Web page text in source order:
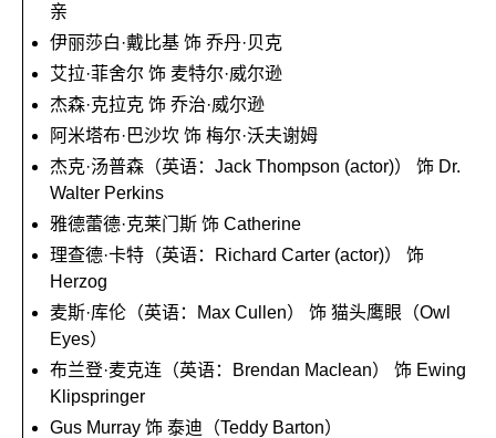
亲
伊丽莎白·戴比基 饰 乔丹·贝克
艾拉·菲舍尔 饰 麦特尔·威尔逊
杰森·克拉克 饰 乔治·威尔逊
阿米塔布·巴沙坎 饰 梅尔·沃夫谢姆
杰克·汤普森（英语：Jack Thompson (actor)） 饰 Dr.
Walter Perkins
雅德蕾德·克莱门斯 饰 Catherine
理查德·卡特（英语：Richard Carter (actor)） 饰
Herzog
麦斯·库伦（英语：Max Cullen） 饰 猫头鹰眼（Owl
Eyes）
布兰登·麦克连（英语：Brendan Maclean） 饰 Ewing
Klipspringer
Gus Murray 饰 泰迪（Teddy Barton）